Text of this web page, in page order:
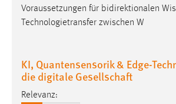
Voraussetzungen für bidirektionalen
Technologietransfer zwischen W
KI, Quantensensorik & Edge-
die digitale Gesellschaft
Relevanz: